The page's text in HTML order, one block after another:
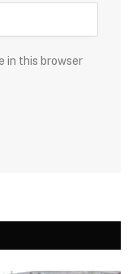
in this browser